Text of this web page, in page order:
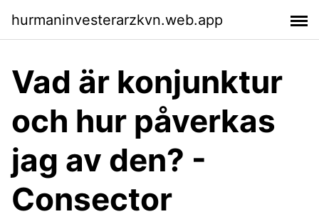
hurmaninvesterarzkvn.web.app
Vad är konjunktur
och hur påverkas
jag av den? -
Consector